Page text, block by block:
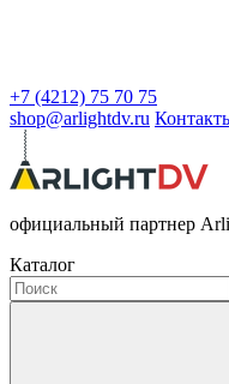
+7 (4212) 75 70 75
shop@arlightdv.ru
официальный партнер
Каталог